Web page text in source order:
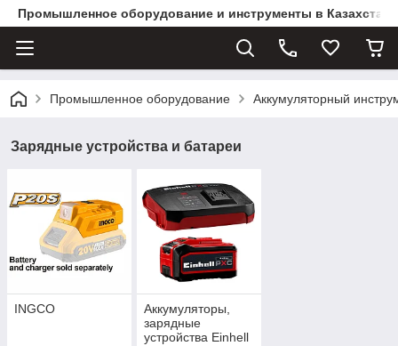
Промышленное оборудование и инструменты в
Промышленное оборудование Аккумуляторный
Зарядные устройства и батареи
INGCO
Аккумуляторы,
зарядные
устройства Einhell